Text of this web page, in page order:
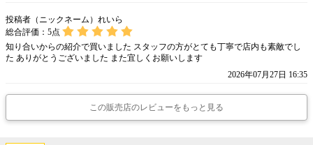
投稿者（ニックネーム）れいら
総合評価： 5点
知り合いからの紹介で買いました スタッフの方がとても丁寧で店内も素敵でし
た ありがとうございました また宜しくお願いします
2026年07月27日 16:35
この販売店のレビューをもっと見る